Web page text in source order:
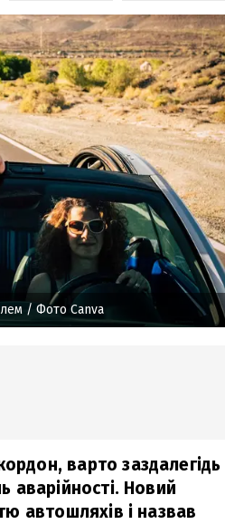
/ Фото Canva
варто заздалегідь
аварійності. Новий
автошляхів і назвав